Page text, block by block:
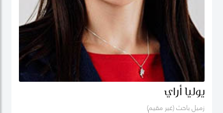
يوليا أراي
زميل باحث (غير مقيم)